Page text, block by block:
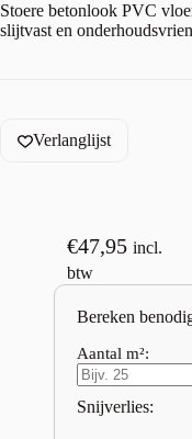
Stoere betonlook PVC
slijtvast en
Verlanglijst
€47,95 incl.
btw
Bereken
Aantal m²:
Snijverlies: